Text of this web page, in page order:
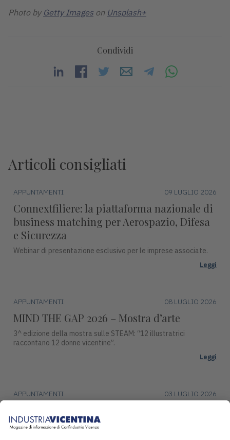
Photo by Getty Images on Unsplash+
Condividi
Articoli consigliati
APPUNTAMENTI 09 LUGLIO 2026
Connextfiliere: la piattaforma nazionale di
business matching per Aerospazio, Difesa
e Sicurezza
Webinar di presentazione esclusivo per le imprese associate.
Leggi
APPUNTAMENTI 08 LUGLIO 2026
MIND THE GAP 2026 – Mostra d’arte
3^ edizione della mostra sulle STEAM: “12 illustratrici
raccontano 12 donne vicentine”.
Leggi
APPUNTAMENTI 03 LUGLIO 2026
Mercoledì 15 luglio, alle ore 17:30, Piazza Duomo ad Asiago